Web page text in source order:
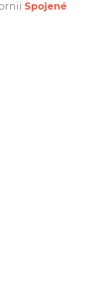
Spojené